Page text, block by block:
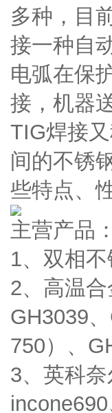
多种，目
接一种自
电弧在保
接，机器
TIG焊接
间的不锈
些特点、
主营产品
1、双相
2、高温
GH3039
750）、
3、英科